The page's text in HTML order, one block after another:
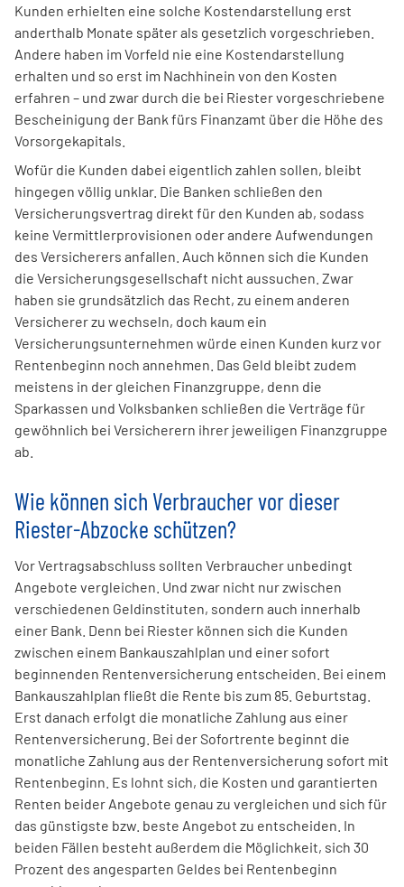
Kunden erhielten eine solche Kostendar­stellung erst
andert­halb Monate später als gesetzlich vorgeschrieben.
Andere haben im Vorfeld nie eine Kostendar­stellung
erhalten und so erst im Nach­hinein von den Kosten
erfahren – und zwar durch die bei Riester vorgeschriebene
Bescheinigung der Bank fürs Finanz­amt über die Höhe des
Vorsorgekapitals.
Wofür die Kunden dabei eigentlich zahlen sollen, bleibt
hingegen völlig unklar. Die Banken schließen den
Versicherungs­vertrag direkt für den Kunden ab, sodass
keine Vermitt­lerprovisionen oder andere Aufwendungen
des Versicherers anfallen. Auch können sich die Kunden
die Versicherungs­gesell­schaft nicht aussuchen. Zwar
haben sie grundsätzlich das Recht, zu einem anderen
Versicherer zu wechseln, doch kaum ein
Versicherungsunternehmen würde einen Kunden kurz vor
Renten­beginn noch annehmen. Das Geld bleibt zudem
meistens in der gleichen Finanz­gruppe, denn die
Sparkassen und Volks­banken schließen die Verträge für
gewöhnlich bei Versicherern ihrer jeweiligen Finanz­gruppe
ab.
Wie können sich Verbraucher vor dieser
Riester-Abzocke schützen?
Vor Vertragsabschluss sollten Verbraucher unbedingt
Angebote vergleichen. Und zwar nicht nur zwischen
verschiedenen Geldinstituten, sondern auch innerhalb
einer Bank. Denn bei Riester können sich die Kunden
zwischen einem Bank­auszahl­plan und einer sofort
beginnenden Renten­versicherung entscheiden. Bei einem
Bankauszahlplan fließt die Rente bis zum 85. Geburts­tag.
Erst danach erfolgt die monatliche Zahlung aus einer
Renten­versicherung. Bei der Sofortrente beginnt die
monatliche Zahlung aus der Renten­versicherung sofort mit
Renten­beginn. Es lohnt sich, die Kosten und garan­tierten
Renten beider Angebote genau zu vergleichen und sich für
das günstigste bzw. beste Angebot zu entscheiden. In
beiden Fällen besteht außerdem die Möglichkeit, sich 30
Prozent des angesparten Geldes bei Renten­beginn